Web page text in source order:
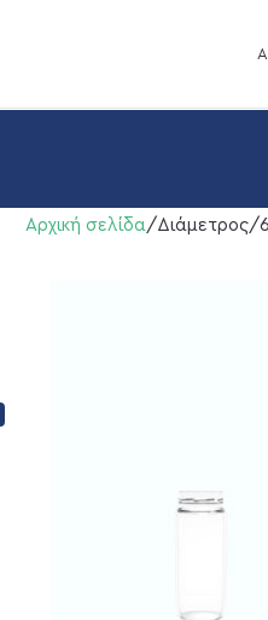
Αρχική σελίδα Διάμετρος